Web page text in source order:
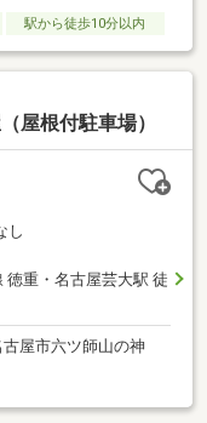
駅から徒歩10分以内
屋根付駐車場）
し
徳重・名古屋芸大駅 徒
屋市六ツ師山の神